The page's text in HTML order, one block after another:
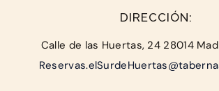
DIRECCIÓN:
Calle de las Huertas, 24 28014